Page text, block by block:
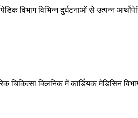
विभाग विभिन्न दुर्घटनाओं से उत्पन्न
चिकित्सा क्लिनिक में कार्डियक मेडिसिन